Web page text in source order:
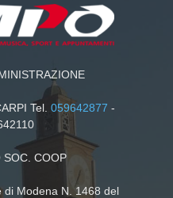
Tel.059642877 -
SOC. COOP
di Modena N. 1468 del